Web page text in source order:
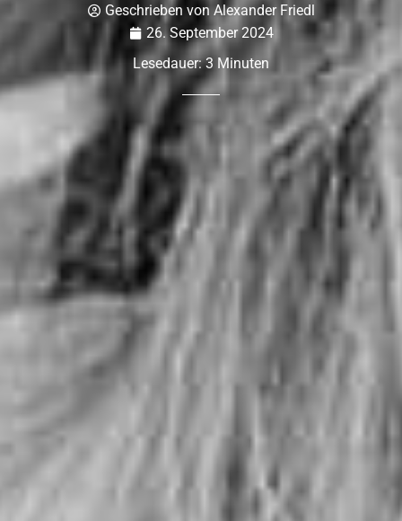
Geschrieben von Alexander Friedl
26. September 2024
Lesedauer: 3 Minuten